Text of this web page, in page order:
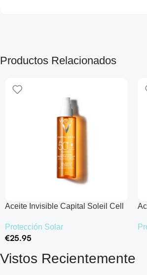
Productos Relacionados
Aceite Invisible Capital Soleil Cell
Protección Solar
€25.95
Añadir Al Carrito
Vistos Recientemente